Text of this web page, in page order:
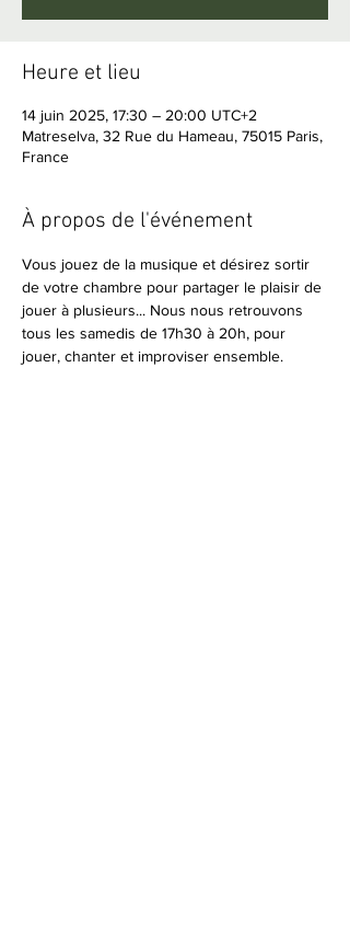
Heure et lieu
14 juin 2025, 17:30 – 20:00 UTC+2
Matreselva, 32 Rue du Hameau, 75015 Paris,
France
À propos de l'événement
Vous jouez de la musique et désirez sortir
de votre chambre pour partager le plaisir de
jouer à plusieurs... Nous nous retrouvons
tous les samedis de 17h30 à 20h, pour
jouer, chanter et improviser ensemble.